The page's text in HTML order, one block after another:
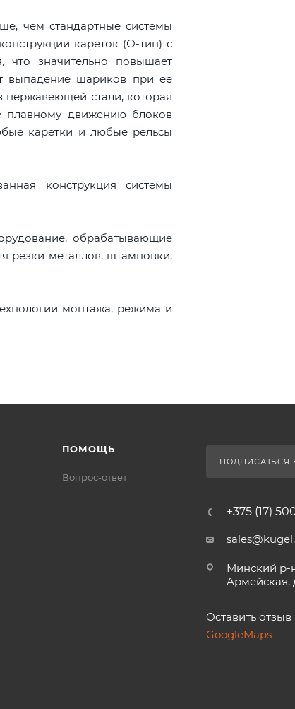
чем стандартные системы
кареток (О-тип) с
что значительно повышает
выпадение шариков при ее
нержавеющей стали, которая
плавному движению блоков
каретки и любые рельсы
конструкция системы
обрабатывающие
резки металлов, штамповки,
монтажа, режима и
ПОМОЩЬ
Вопрос-ответ
ПОДПИСАТЬСЯ
+375 (17)
Минский р-
Армейская,
Оставить отзыв
GoogleMaps